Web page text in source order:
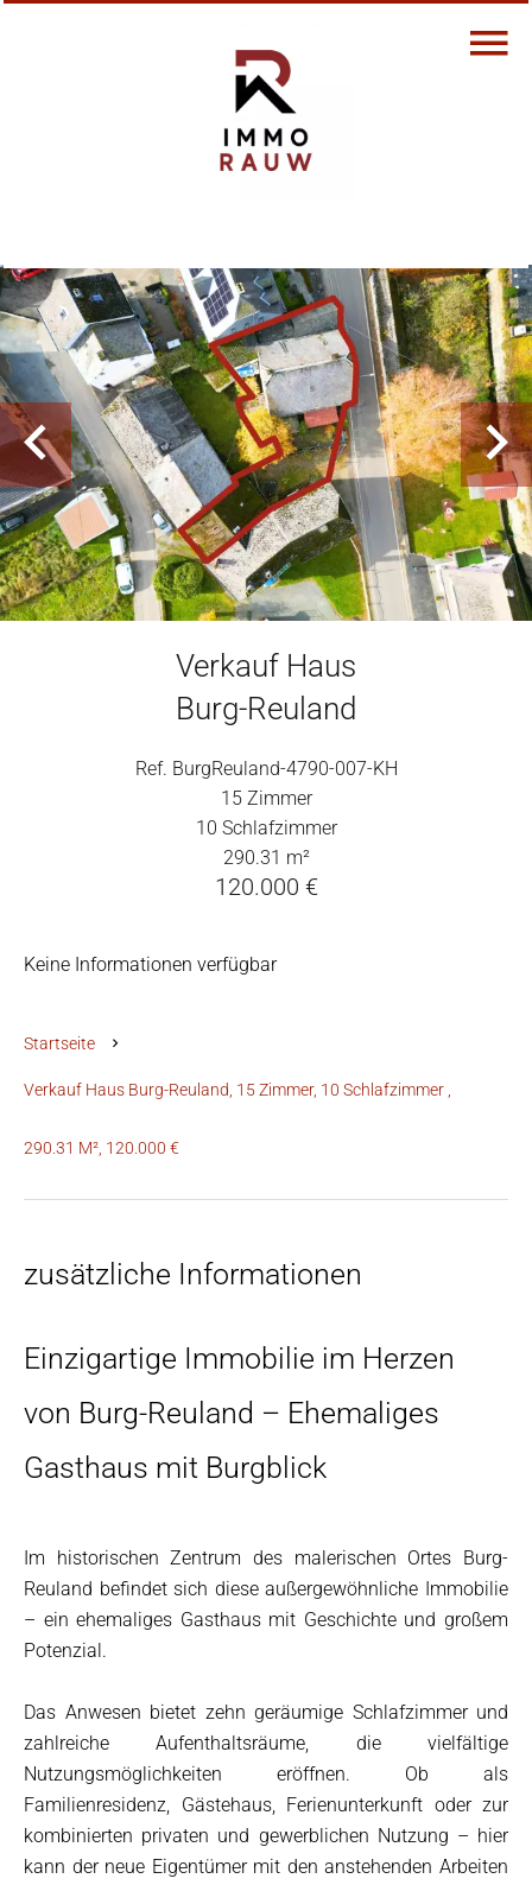
Verkauf Haus
Burg-Reuland
Ref. BurgReuland-4790-007-KH
15 Zimmer
10 Schlafzimmer
290.31 m²
120.000 €
Keine Informationen verfügbar
Startseite
Verkauf Haus Burg-Reuland, 15 Zimmer, 10 Schlafzimmer ,
290.31 M², 120.000 €
zusätzliche Informationen
Einzigartige Immobilie im Herzen
von Burg-Reuland – Ehemaliges
Gasthaus mit Burgblick
Im historischen Zentrum des malerischen Ortes Burg-
Reuland befindet sich diese außergewöhnliche Immobilie
– ein ehemaliges Gasthaus mit Geschichte und großem
Potenzial.
Das Anwesen bietet zehn geräumige Schlafzimmer und
zahlreiche Aufenthaltsräume, die vielfältige
Nutzungsmöglichkeiten eröffnen. Ob als
Familienresidenz, Gästehaus, Ferienunterkunft oder zur
kombinierten privaten und gewerblichen Nutzung – hier
kann der neue Eigentümer mit den anstehenden Arbeiten